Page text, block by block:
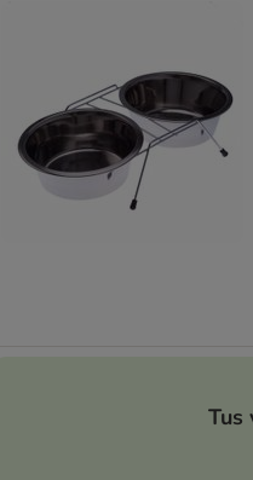
Tus